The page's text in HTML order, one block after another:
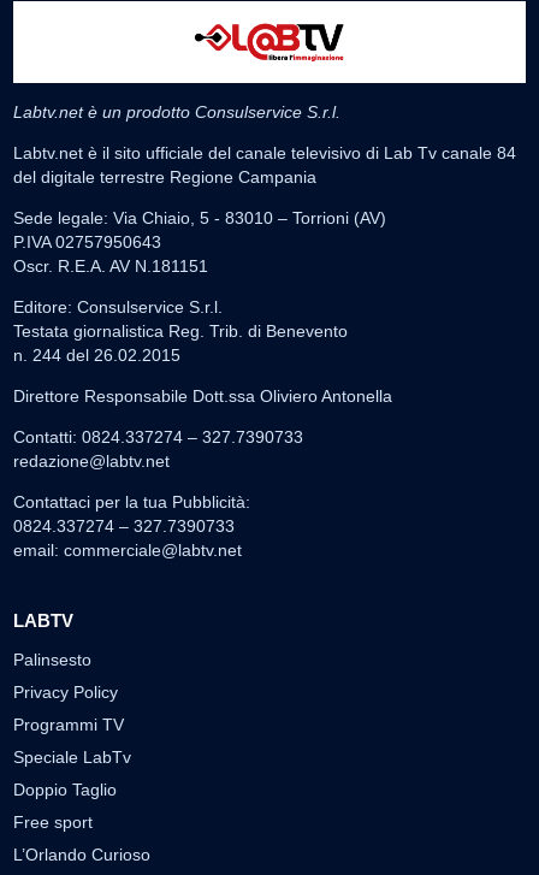
Labtv.net è un prodotto Consulservice S.r.l.
Labtv.net è il sito ufficiale del canale televisivo di Lab Tv canale 84
del digitale terrestre Regione Campania
Sede legale: Via Chiaio, 5 - 83010 – Torrioni (AV)
P.IVA 02757950643
Oscr. R.E.A. AV N.181151
Editore: Consulservice S.r.l.
Testata giornalistica Reg. Trib. di Benevento
n. 244 del 26.02.2015
Direttore Responsabile Dott.ssa Oliviero Antonella
Contatti: 0824.337274 – 327.7390733
redazione@labtv.net
Contattaci per la tua Pubblicità:
0824.337274 – 327.7390733
email: commerciale@labtv.net
LABTV
Palinsesto
Privacy Policy
Programmi TV
Speciale LabTv
Doppio Taglio
Free sport
L’Orlando Curioso